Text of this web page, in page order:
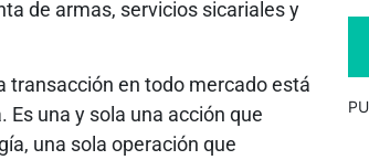
de armas, servicios sicariales y
transacción en todo mercado está
una y sola una acción que
una sola operación que